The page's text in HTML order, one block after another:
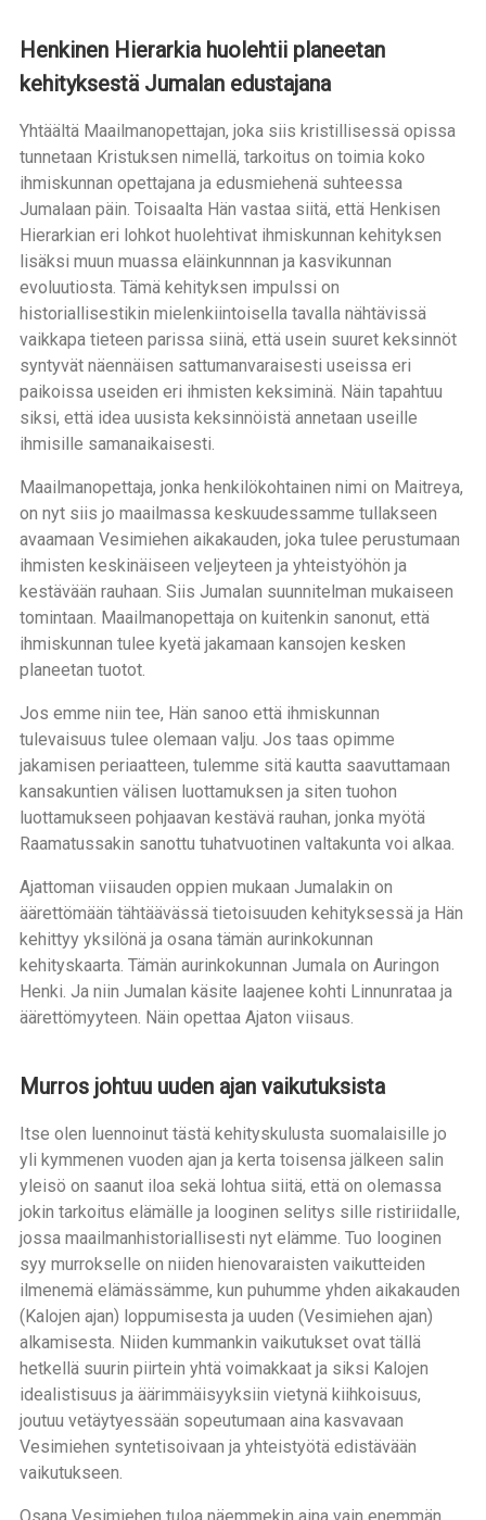
Henkinen Hierarkia huolehtii planeetan
kehityksestä Jumalan edustajana
Yhtäältä Maailmanopettajan, joka siis kristillisessä opissa
tunnetaan Kristuksen nimellä, tarkoitus on toimia koko
ihmiskunnan opettajana ja edusmiehenä suhteessa
Jumalaan päin. Toisaalta Hän vastaa siitä, että Henkisen
Hierarkian eri lohkot huolehtivat ihmiskunnan kehityksen
lisäksi muun muassa eläinkunnnan ja kasvikunnan
evoluutiosta. Tämä kehityksen impulssi on
historiallisestikin mielenkiintoisella tavalla nähtävissä
vaikkapa tieteen parissa siinä, että usein suuret keksinnöt
syntyvät näennäisen sattumanvaraisesti useissa eri
paikoissa useiden eri ihmisten keksiminä. Näin tapahtuu
siksi, että idea uusista keksinnöistä annetaan useille
ihmisille samanaikaisesti.
Maailmanopettaja, jonka henkilökohtainen nimi on Maitreya,
on nyt siis jo maailmassa keskuudessamme tullakseen
avaamaan Vesimiehen aikakauden, joka tulee perustumaan
ihmisten keskinäiseen veljeyteen ja yhteistyöhön ja
kestävään rauhaan. Siis Jumalan suunnitelman mukaiseen
tomintaan. Maailmanopettaja on kuitenkin sanonut, että
ihmiskunnan tulee kyetä jakamaan kansojen kesken
planeetan tuotot.
Jos emme niin tee, Hän sanoo että ihmiskunnan
tulevaisuus tulee olemaan valju. Jos taas opimme
jakamisen periaatteen, tulemme sitä kautta saavuttamaan
kansakuntien välisen luottamuksen ja siten tuohon
luottamukseen pohjaavan kestävä rauhan, jonka myötä
Raamatussakin sanottu tuhatvuotinen valtakunta voi alkaa.
Ajattoman viisauden oppien mukaan Jumalakin on
äärettömään tähtäävässä tietoisuuden kehityksessä ja Hän
kehittyy yksilönä ja osana tämän aurinkokunnan
kehityskaarta. Tämän aurinkokunnan Jumala on Auringon
Henki. Ja niin Jumalan käsite laajenee kohti Linnunrataa ja
äärettömyyteen. Näin opettaa Ajaton viisaus.
Murros johtuu uuden ajan vaikutuksista
Itse olen luennoinut tästä kehityskulusta suomalaisille jo
yli kymmenen vuoden ajan ja kerta toisensa jälkeen salin
yleisö on saanut iloa sekä lohtua siitä, että on olemassa
jokin tarkoitus elämälle ja looginen selitys sille ristiriidalle,
jossa maailmanhistoriallisesti nyt elämme. Tuo looginen
syy murrokselle on niiden hienovaraisten vaikutteiden
ilmenemä elämässämme, kun puhumme yhden aikakauden
(Kalojen ajan) loppumisesta ja uuden (Vesimiehen ajan)
alkamisesta. Niiden kummankin vaikutukset ovat tällä
hetkellä suurin piirtein yhtä voimakkaat ja siksi Kalojen
idealistisuus ja äärimmäisyyksiin vietynä kiihkoisuus,
joutuu vetäytyessään sopeutumaan aina kasvavaan
Vesimiehen syntetisoivaan ja yhteistyötä edistävään
vaikutukseen.